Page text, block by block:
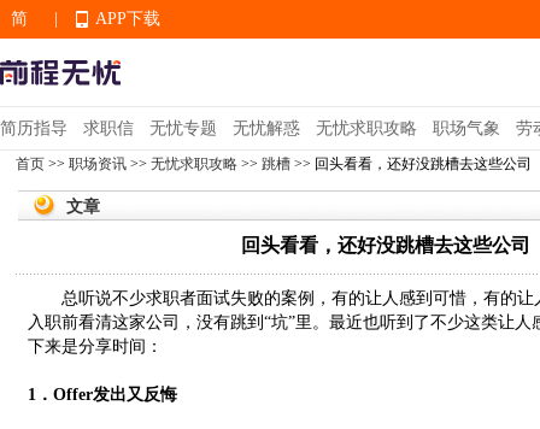
简
EN
APP下载
APP下载
简历指导 求职信 无忧专题 无忧解惑 无忧求职攻略 职场气象 劳
首页 >> 职场资讯 >> 无忧求职攻略 >> 跳槽 >> 回头看看，还好没跳槽去这些公司
文章
回头看看，还好没跳槽去这些公司
总听说不少求职者面试失败的案例，有的让人感到可惜，有的
入职前看清这家公司，没有跳到“坑”里。最近也听到了不少这类让
下来是分享时间：
1．Offer发出又反悔